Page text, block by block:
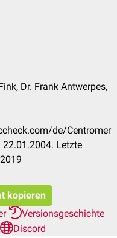
Dr. Frank Antwerpes,
de/Centromer
22.01.2004. Letzte
kopieren
Versionsgeschichte
Discord